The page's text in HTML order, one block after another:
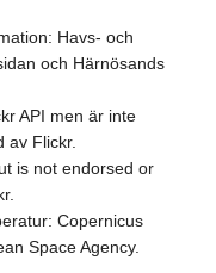
Havs- och
och Härnösands
API men är inte
av Flickr.
is not endorsed or
Copernicus
Space Agency.